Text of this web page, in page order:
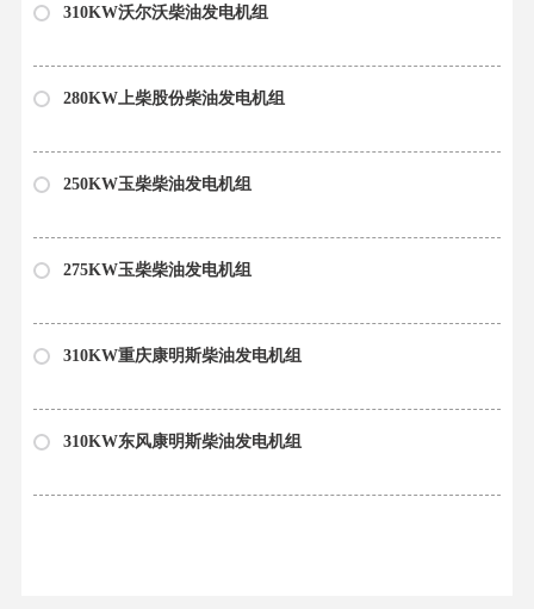
310KW沃尔沃柴油发电机组
280KW上柴股份柴油发电机组
250KW玉柴柴油发电机组
275KW玉柴柴油发电机组
310KW重庆康明斯柴油发电机组
310KW东风康明斯柴油发电机组